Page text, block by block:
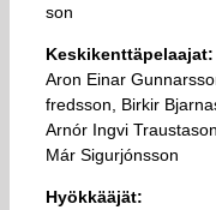
son
Keskikenttäpelaajat:
Aron Ein­ar
fredsson, Birk­ir
Arn­ór Ingvi
Már Sig­ur­jóns­son
Hyökkääjät: